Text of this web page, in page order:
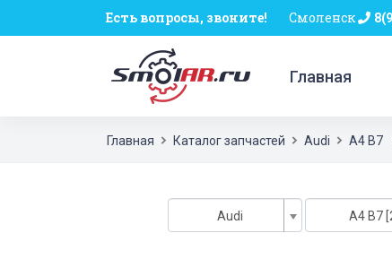
Есть вопросы, звоните! Смоленск
Главная
Главная Каталог запчастей Audi A4 B7
Audi A4 B7